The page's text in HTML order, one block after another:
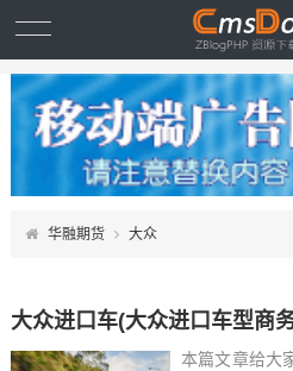
华融期货 大众
大众进口车(大众进口车型商
本篇文章给大